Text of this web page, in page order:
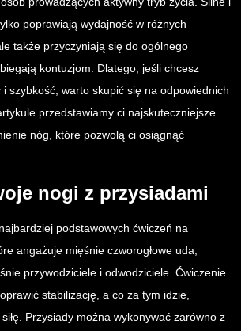
poprawiają wydajność w różnych
także przyczyniają się do ogólnego
kontuzjom. Dlatego, jeśli chcesz
szybkość, warto skupić się na odpowiednich
przedstawiamy ci najskuteczniejsze
nóg, które pozwolą ci osiągnąć
nogi z przysiadami
podstawowych ćwiczeń na
angażuje mięśnie czworogłowe uda,
przywodziciele i odwodziciele. Ćwiczenie
stabilizację, a co za tym idzie,
Przysiady można wykonywać zarówno z